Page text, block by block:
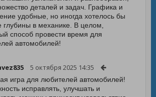
деталей и задач. Графика и
удобные, но иногда хотелось бы
глубины в механике. В целом,
способ провести время для
автомобилей!
5 октября 2025 14:35
игра для любителей автомобилей!
исправлять, улучшать и